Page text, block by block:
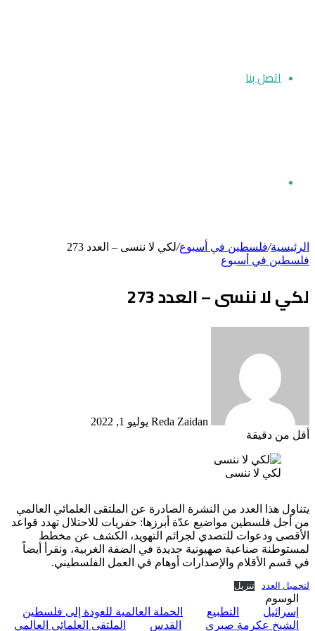
اتصل بنا
الرئيسية/فلسطين في أسبوع/لكي لا ننسى – العدد 273
فلسطين في أسبوع
لكي لا ننسى – العدد 273
Reda Zaidan يوليو 1, 2022
أقل من دقيقة
لكي لا ننسى
يتناول هذا العدد من النشرة الصادرة عن الملتقى العلمائي العالمي
من أجل فلسطين مواضيع عدّة أبرزها: حفريات للاحتلال تهدد قواعد
الأقصى ودعوات للتصدي لجرائم التهويد، الكشف عن مخطط
لمستوطنة صناعية صهيونية جديدة في الضفة الغربية، ونقرأ أيضاً
في قسم الأقلام والإصدارات أوهام في العمل الفلسطيني.
لتحمبل العدد تنزيل
الوسوم
إسرائيل
التطبيع
الحملة العالمية للعودة إلى فلسطين
الشيخ عكرمة صبري
القدس الملتقى العلمائي العالمي